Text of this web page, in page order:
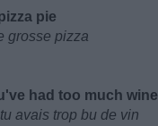
pie
grosse pizza
had too much wine
avais trop bu de vin